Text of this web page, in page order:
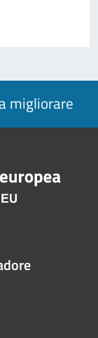
migliorare